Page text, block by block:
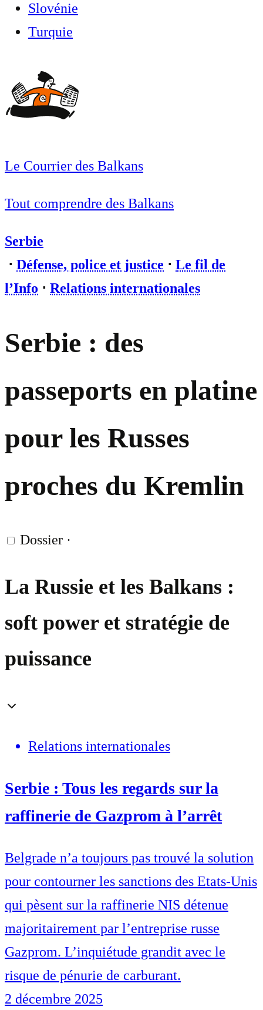
Slovénie
Turquie
Le Courrier des Balkans
Tout comprendre des Balkans
Serbie
⋅ Défense, police et justice ⋅ Le fil de
l’Info ⋅ Relations internationales
Serbie : des
passeports en platine
pour les Russes
proches du Kremlin
Dossier ·
La Russie et les Balkans :
soft power et stratégie de
puissance
Relations internationales
Serbie : Tous les regards sur la
raffinerie de Gazprom à l’arrêt
Belgrade n’a toujours pas trouvé la solution
pour contourner les sanctions des Etats-Unis
qui pèsent sur la raffinerie NIS détenue
majoritairement par l’entreprise russe
Gazprom. L’inquiétude grandit avec le
risque de pénurie de carburant.
2 décembre 2025